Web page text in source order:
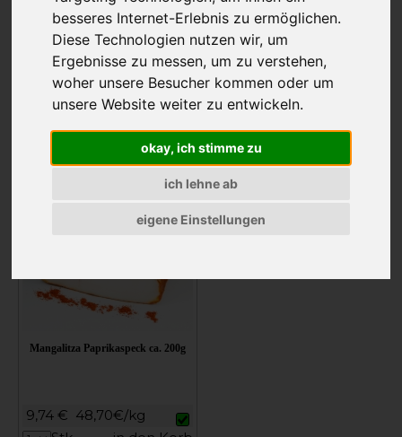
besseres Internet-Erlebnis zu ermöglichen.
Diese Technologien nutzen wir, um
Ergebnisse zu messen, um zu verstehen,
woher unsere Besucher kommen oder um
unsere Website weiter zu entwickeln.
okay, ich stimme zu
ich lehne ab
eigene Einstellungen
Mangalitza Rückenspeck Lardo Art
ca. 200g
9,74 €
in den Korb
Mangalitza Paprikaspeck ca. 200g
9,74 € 48,70€/kg